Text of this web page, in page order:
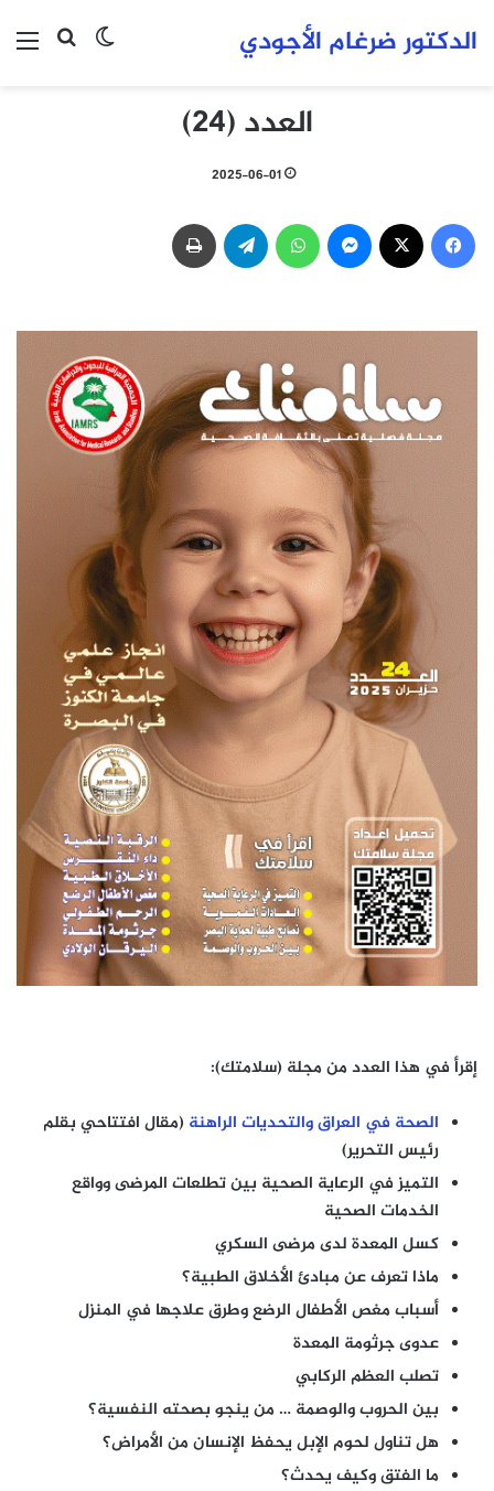
بحثالوضع الدكتور ضرغام الأجودي
العدد (24)
2025-06-01
فيسبوك ماسنجر واتساب تيلقرام
إقرأ في هذا العدد من مجلة (سلامتك):
الصحة في العراق والتحديات الراهنة (مقال افتتاحي بقلم
رئيس التحرير)
التميز في الرعاية الصحية بين تطلعات المرضى وواقع
الخدمات الصحية
كسل المعدة لدى مرضى السكري
ماذا تعرف عن مبادئ الأخلاق الطبية؟
أسباب مغص الأطفال الرضع وطرق علاجها في المنزل
عدوى جرثومة المعدة
تصلب العظم الركابي
بين الحروب والوصمة … من ينجو بصحته النفسية؟
هل تناول لحوم الإبل يحفظ الإنسان من الأمراض؟
ما الفتق وكيف يحدث؟